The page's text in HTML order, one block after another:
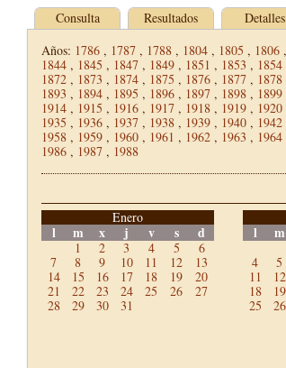
Consulta Resultados Detalles
Años: 1786 , 1787 , 1788 , 1804 , 1805 , 1806 ,
1844 , 1845 , 1847 , 1849 , 1851 , 1853 , 1854
1872 , 1873 , 1874 , 1875 , 1876 , 1877 , 1878
1893 , 1894 , 1895 , 1896 , 1897 , 1898 , 1899
1914 , 1915 , 1916 , 1917 , 1918 , 1919 , 1920
1935 , 1936 , 1937 , 1938 , 1939 , 1940 , 1942
1958 , 1959 , 1960 , 1961 , 1962 , 1963 , 1964
1986 , 1987 , 1988
Enero
l m x j v s d
1 2 3 4 5
6
7
8 9 10 11 12
13
14
15 16 17 18 19
20
21
22 23 24 25 26
27
28
29 30 31
l m
4
5
11
12
18
19
25
26